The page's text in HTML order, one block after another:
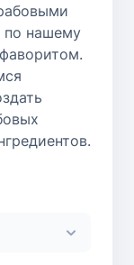
по нашему